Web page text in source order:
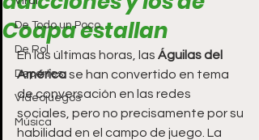
De Todo un Poco
De Rol
Deportes
Videojuegos
Música
Coapa estallan
En las últimas horas, las Águilas del
América se han convertido en tema
de conversación en las redes
sociales, pero no precisamente por su
habilidad en el campo de juego. La